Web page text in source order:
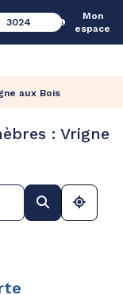
3024
Mon
espace
aux Bois
: Vrigne